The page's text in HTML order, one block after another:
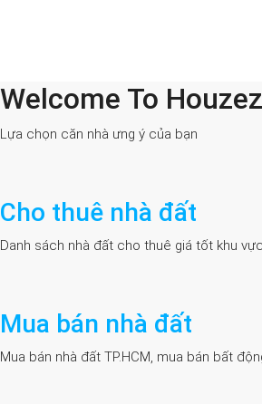
Welcome To Houzez
Lựa chọn căn nhà ưng ý của bạn
Cho thuê nhà đất
Danh sách nhà đất cho thuê giá tốt khu
Mua bán nhà đất
Mua bán nhà đất TP.HCM, mua bán bất